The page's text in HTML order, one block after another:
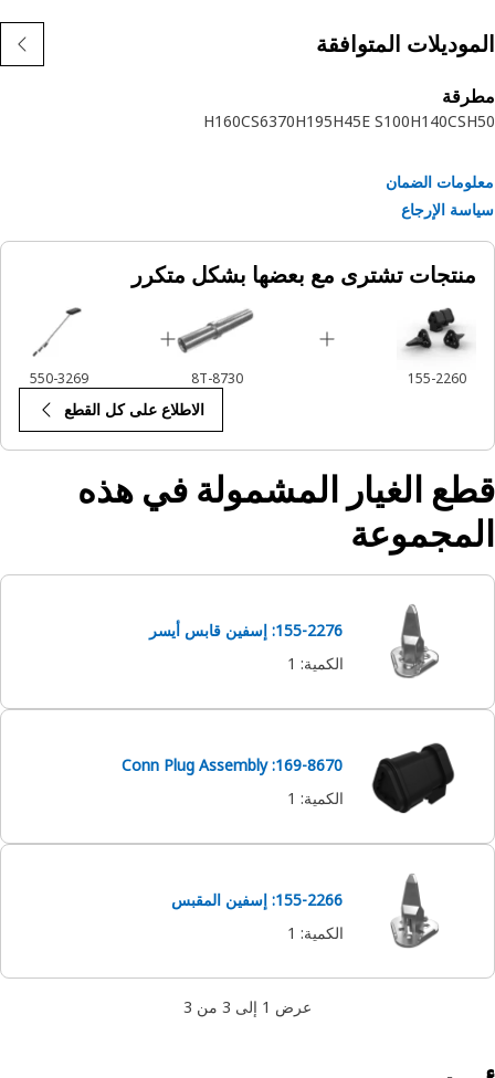
المتوافقة
H140CS
100
H45E S
H195
70
63
H160CS
الضمان
الإرجاع
منتجات تشترى مع بعضها بشكل متكرر
155-2260
8T-8730
550-3269
الاطلاع على كل القطع
الغيار المشمولة في هذه
155-2276: إسفين قابس أيسر
الكمية:
1
169-8670: Conn Plug Assembly
الكمية:
1
155-2266: إسفين المقبس
الكمية:
1
عرض 1 إلى 3 من 3